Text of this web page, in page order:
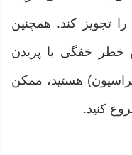
تجویز کند. همچنین
خطر خفگی یا پریدن
هستید، ممکن
کنید.